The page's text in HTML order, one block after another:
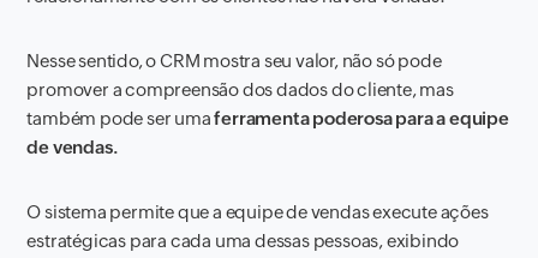
Nesse sentido, o CRM mostra seu valor, não só pode
promover a compreensão dos dados do cliente, mas
também pode ser umaferramenta poderosa para a equipe
de vendas.
O sistema permite que a equipe de vendas execute ações
estratégicas para cada uma dessas pessoas, exibindo